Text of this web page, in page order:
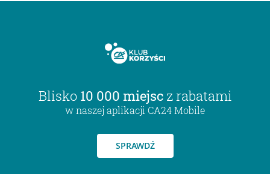
Blisko 10 000 miejsc z rabatami
w naszej aplikacji CA24 Mobile
SPRAWDŹ